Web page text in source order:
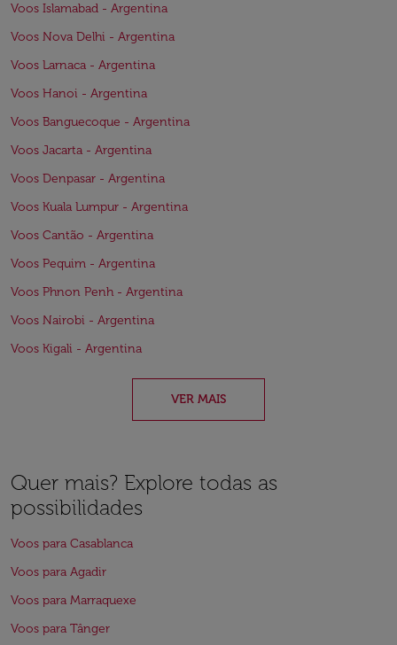
Voos Islamabad - Argentina
Voos Nova Delhi - Argentina
Voos Larnaca - Argentina
Voos Hanoi - Argentina
Voos Banguecoque - Argentina
Voos Jacarta - Argentina
Voos Denpasar - Argentina
Voos Kuala Lumpur - Argentina
Voos Cantão - Argentina
Voos Pequim - Argentina
Voos Phnon Penh - Argentina
Voos Nairobi - Argentina
Voos Kigali - Argentina
VER MAIS
Quer mais? Explore todas as
possibilidades
Voos para Casablanca
Voos para Agadir
Voos para Marraquexe
Voos para Tânger